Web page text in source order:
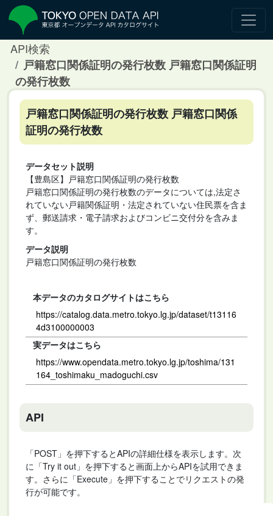
API検索
戸籍窓口関係証明の発行枚数 戸籍窓口関係証明
の発行枚数
戸籍窓口関係証明の発行枚数 戸籍窓口関係
証明の発行枚数
データセット説明
【豊島区】戸籍窓口関係証明の発行枚数
戸籍窓口関係証明の発行枚数のデータについては,法定さ
れていない戸籍関係証明・法定されていない住民票を含ま
ず、郵送請求・電子請求およびコンビニ交付分を含みま
す。
データ説明
戸籍窓口関係証明の発行枚数
本データのカタログサイトはこちら
https://catalog.data.metro.tokyo.lg.jp/dataset/t13116
4d3100000003
実データはこちら
https://www.opendata.metro.tokyo.lg.jp/toshima/131
164_toshimaku_madoguchi.csv
API
「POST」を押下するとAPIの詳細仕様を表示します。次
に「Try it out」を押下すると画面上からAPIを試用できま
す。さらに「Execute」を押下することでリクエストの発
行が可能です。